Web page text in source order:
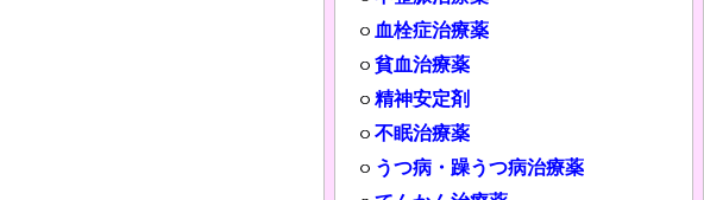
血栓症治療薬
貧血治療薬
精神安定剤
不眠治療薬
うつ病・躁うつ病治療薬